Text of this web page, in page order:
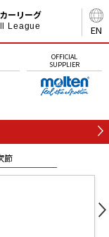
EN
ーリーグ
League
OFFICIAL
SUPPLIER
節